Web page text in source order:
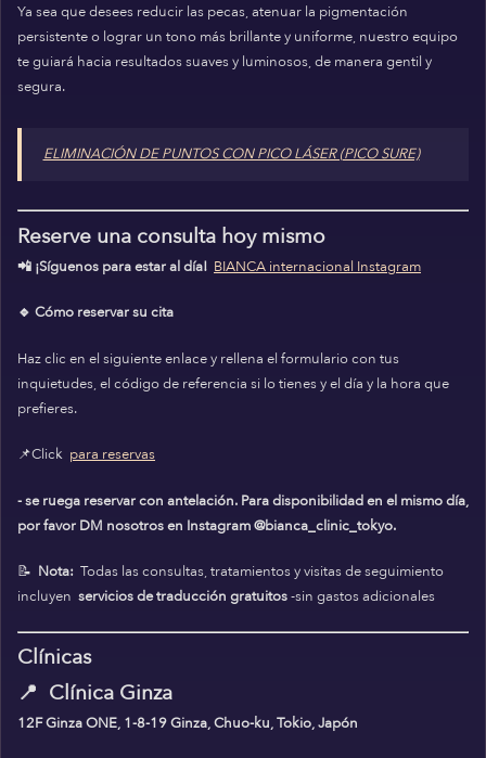
Ya sea que desees reducir las pecas, atenuar la pigmentación
persistente o lograr un tono más brillante y uniforme, nuestro equipo
te guiará hacia resultados suaves y luminosos, de manera gentil y
segura.
ELIMINACIÓN DE PUNTOS CON PICO LÁSER (PICO SURE)
Reserve una consulta hoy mismo
📲 ¡Síguenos para estar al día! BIANCA internacional Instagram
🔹 Cómo reservar su cita
Haz clic en el siguiente enlace y rellena el formulario con tus
inquietudes, el código de referencia si lo tienes y el día y la hora que
prefieres.
📌Click para reservas
- se ruega reservar con antelación. Para disponibilidad en el mismo día,
por favor DM nosotros en Instagram @bianca_clinic_tokyo.
📝 Nota: Todas las consultas, tratamientos y visitas de seguimiento
incluyen servicios de traducción gratuitos-sin gastos adicionales
Clínicas
📍 Clínica Ginza
12F Ginza ONE, 1-8-19 Ginza, Chuo-ku, Tokio, Japón